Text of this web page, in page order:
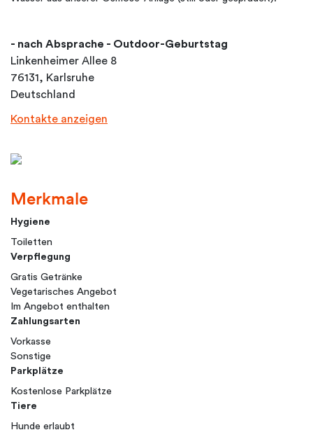
- nach Absprache - Outdoor-Geburtstag
Linkenheimer Allee 8
76131, Karlsruhe
Deutschland
Kontakte anzeigen
Merkmale
Hygiene
Toiletten
Verpflegung
Gratis Getränke
Vegetarisches Angebot
Im Angebot enthalten
Zahlungsarten
Vorkasse
Sonstige
Parkplätze
Kostenlose Parkplätze
Tiere
Hunde erlaubt